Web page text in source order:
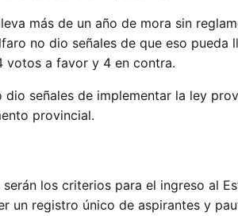
más de un año de mora sin
no dio señales de que eso pueda
votos a favor y 4 en contra.
señales de implementar la ley
provincial.
los criterios para el ingreso al
un registro único de aspirantes y